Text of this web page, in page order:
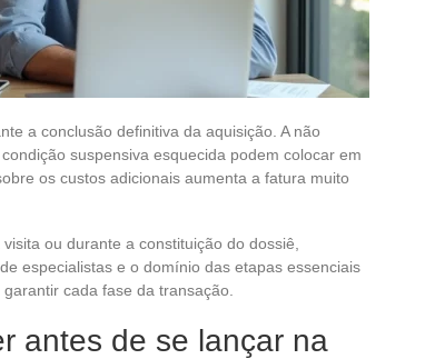
a conclusão definitiva da aquisição. A não
suspensiva esquecida podem colocar em
os custos adicionais aumenta a fatura muito
ou durante a constituição do dossiê,
especialistas e o domínio das etapas essenciais
cada fase da transação.
antes de se lançar na